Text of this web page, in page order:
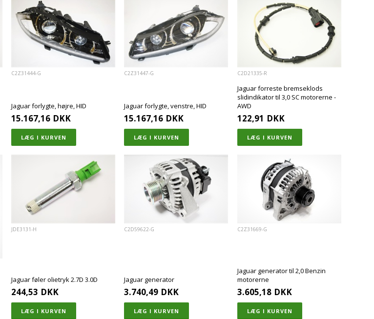
C2Z31444-G
Jaguar forlygte, højre, HID
15.167,16 DKK
C2Z31447-G
Jaguar forlygte, venstre, HID
15.167,16 DKK
C2D21335-R
Jaguar forreste bremseklods
slidindikator til 3,0 SC motorerne -
AWD
122,91 DKK
JDE3131-H
Jaguar føler olietryk 2.7D 3.0D
244,53 DKK
C2D59622-G
Jaguar generator
3.740,49 DKK
C2Z31669-G
Jaguar generator til 2,0 Benzin
motorerne
3.605,18 DKK